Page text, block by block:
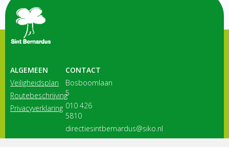
ALGEMEEN
Veiligheidsplan
Routebeschrijving
Privacyverklaring
CONTACT
Bosboomlaan
5
010 426
5810
directiesintbernardus@siko.nl
3116 JB